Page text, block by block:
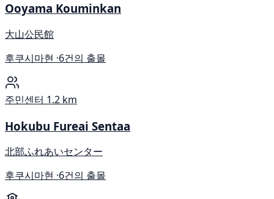
Ooyama Kouminkan
大山公民館
후쿠시마현 ·6건의 출몰
주민센터 1.2 km
Hokubu Fureai Sentaa
北部ふれあいセンター
후쿠시마현 ·6건의 출몰